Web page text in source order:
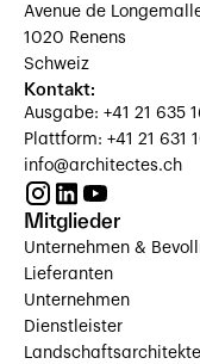
Avenue de
1020 Renens
Schweiz
Kontakt:
Ausgabe: +41 21 635
Plattform: +41 21 631
info@architectes.ch
Mitglieder
Unternehmen &
Lieferanten
Unternehmen
Dienstleister